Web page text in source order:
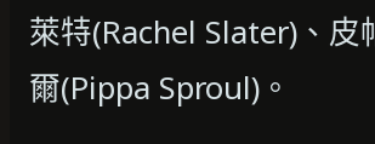
萊特(Rachel Slater)、皮
爾(Pippa Sproul)。